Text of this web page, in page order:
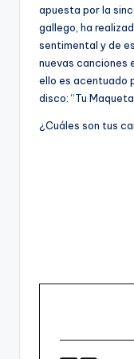
apuesta por la
gallego, ha
sentimental y de
nuevas canciones
ello es acentuado
disco: “Tu
¿Cuáles son tus